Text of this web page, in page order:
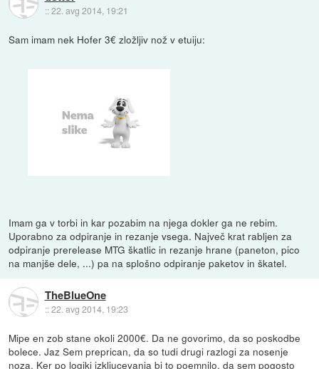
::22. avg 2014, 19:21
Sam imam nek Hofer 3€ zložljiv nož v etuiju:
Imam ga v torbi in kar pozabim na njega dokler ga ne rebim.
Uporabno za odpiranje in rezanje vsega. Največ krat rabljen za
odpiranje prerelease MTG škatlic in rezanje hrane (paneton, pico
na manjše dele, ...) pa na splošno odpiranje paketov in škatel.
TheBlueOne
::22. avg 2014, 19:23
Mipe en zob stane okoli 2000€. Da ne govorimo, da so poskodbe
bolece. Jaz Sem preprican, da so tudi drugi razlogi za nosenje
noza. Ker po logiki izkljucevanja bi to poemnilo, da sem pogosto